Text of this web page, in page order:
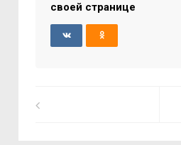
своей странице